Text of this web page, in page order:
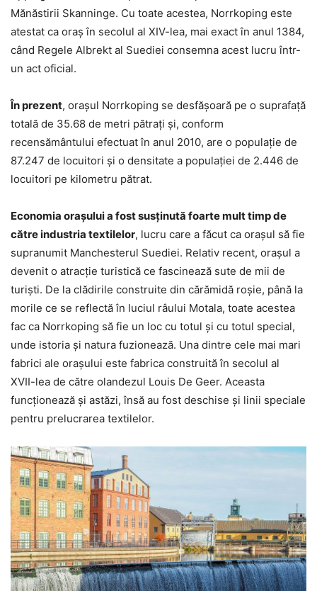
Mănăstirii Skanninge. Cu toate acestea, Norrkoping este
atestat ca oraș în secolul al XIV-lea, mai exact în anul 1384,
când Regele Albrekt al Suediei consemna acest lucru într-
un act oficial.
În prezent, orașul Norrkoping se desfășoară pe o suprafață
totală de 35.68 de metri pătrați și, conform
recensământului efectuat în anul 2010, are o populație de
87.247 de locuitori și o densitate a populației de 2.446 de
locuitori pe kilometru pătrat.
Economia orașului a fost susținută foarte mult timp de
către industria textilelor, lucru care a făcut ca orașul să fie
supranumit Manchesterul Suediei. Relativ recent, orașul a
devenit o atracție turistică ce fascinează sute de mii de
turiști. De la clădirile construite din cărămidă roșie, până la
morile ce se reflectă în luciul râului Motala, toate acestea
fac ca Norrkoping să fie un loc cu totul și cu totul special,
unde istoria și natura fuzionează. Una dintre cele mai mari
fabrici ale orașului este fabrica construită în secolul al
XVII-lea de către olandezul Louis De Geer. Aceasta
funcționează și astăzi, însă au fost deschise și linii speciale
pentru prelucrarea textilelor.